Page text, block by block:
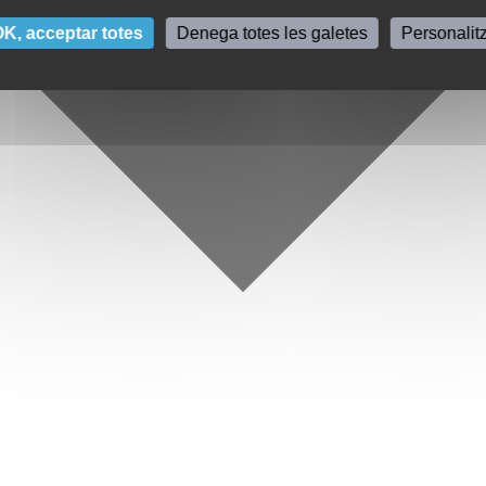
acceptar totes Denega totes les galetes